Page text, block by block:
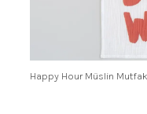
Happy Hour Müslin